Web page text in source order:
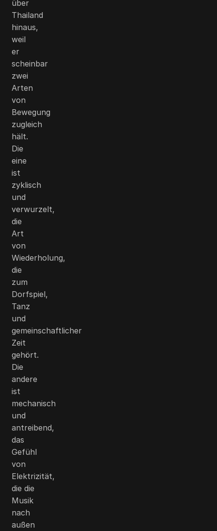
über
Thailand
hinaus,
weil
er
scheinbar
zwei
Arten
von
Bewegung
zugleich
hält.
Die
eine
ist
zyklisch
und
verwurzelt,
die
Art
von
Wiederholung,
die
zum
Dorfspiel,
Tanz
und
gemeinschaftlicher
Zeit
gehört.
Die
andere
ist
mechanisch
und
antreibend,
das
Gefühl
von
Elektrizität,
die die
Musik
nach
außen